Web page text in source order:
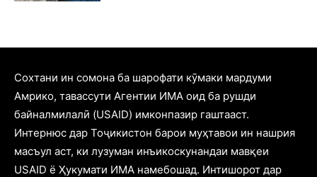
Cохтани ин сомона ба шарофати кӯмаки мардуми
Амрико, тавассути Агентии ИМА оид ба рушди
байналмилалӣ (USAID) имконпазир гаштааст.
Интернюс дар Тоҷикистон барои муҳтавои ин нашрия
масъул аст, ки лузуман инъикоскунандаи мавқеи
USAID ё Ҳукумати ИМА намебошад. Интишорот дар